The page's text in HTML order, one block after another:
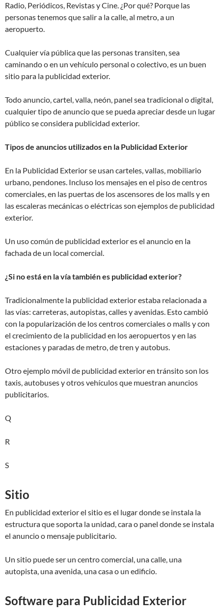
Radio, Periódicos, Revistas y Cine. ¿Por qué? Porque las
personas tenemos que salir a la calle, al metro, a un
aeropuerto.
Cualquier vía pública que las personas transiten, sea
caminando o en un vehículo personal o colectivo, es un buen
sitio para la publicidad exterior.
Todo anuncio, cartel, valla, neón, panel sea tradicional o digital,
cualquier tipo de anuncio que se pueda apreciar desde un lugar
público se considera publicidad exterior.
Tipos de anuncios utilizados en la Publicidad Exterior
En la Publicidad Exterior se usan carteles, vallas, mobiliario
urbano, pendones. Incluso los mensajes en el piso de centros
comerciales, en las puertas de los ascensores de los malls y en
las escaleras mecánicas o eléctricas son ejemplos de publicidad
exterior.
Un uso común de publicidad exterior es el anuncio en la
fachada de un local comercial.
¿Si no está en la vía también es publicidad exterior?
Tradicionalmente la publicidad exterior estaba relacionada a
las vías: carreteras, autopistas, calles y avenidas. Esto cambió
con la popularización de los centros comerciales o malls y con
el crecimiento de la publicidad en los aeropuertos y en las
estaciones y paradas de metro, de tren y autobus.
Otro ejemplo móvil de publicidad exterior en tránsito son los
taxis, autobuses y otros vehículos que muestran anuncios
publicitarios.
Q
R
S
Sitio
En publicidad exterior el sitio es el lugar donde se instala la
estructura que soporta la unidad, cara o panel donde se instala
el anuncio o mensaje publicitario.
Un sitio puede ser un centro comercial, una calle, una
autopista, una avenida, una casa o un edificio.
Software para Publicidad Exterior